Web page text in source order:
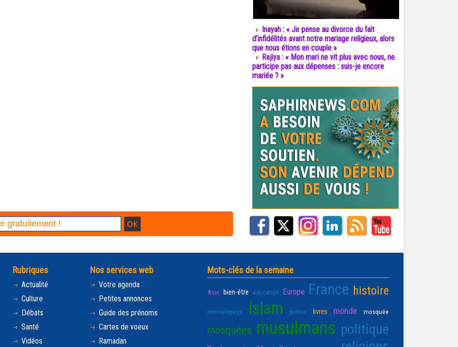
Inayah : « Je pense au divorce du fait
d’infidélités avant notre mariage religieux, alors
que nous étions en couple »
Rajiya : « Mon mari ne vit plus avec nous, ne
participe pas aux dépenses : suis-je encore
mariée ? »
Rubriques
Actualité
Culture
Débats
Santé
Vidéos
Nos services web
Votre agenda
Petites annonces
Guide des prénoms
Cartes de voeux
Ramadan
Mots-clés de la semaine
Asie bien-être éducation Europe France histoire
interreligieux islam justice livres monde mosquée
mosquées musulmans politique